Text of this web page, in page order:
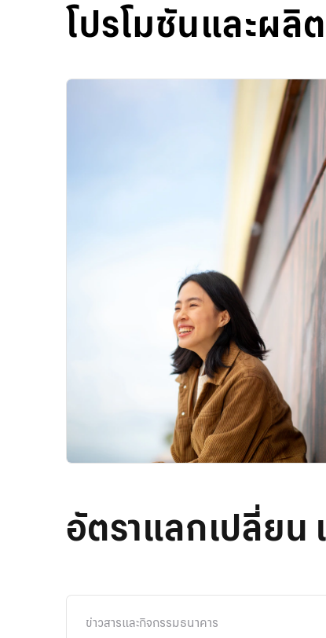
โปรโมชันและผ
อัตราแลกเปลี่ยน
ข่าวสารและกิจกรรมธนาคาร